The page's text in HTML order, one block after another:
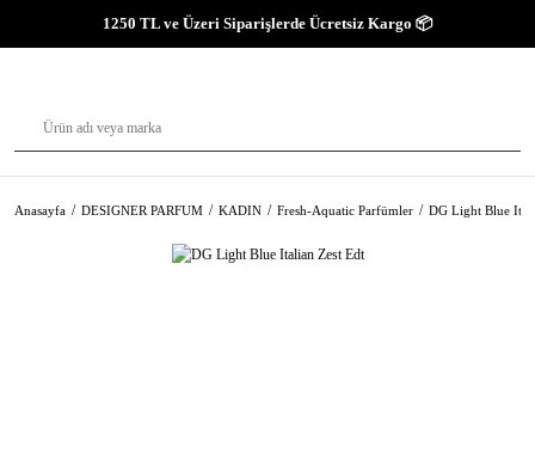
1250 TL ve Üzeri Siparişlerde Ücretsiz Kargo 📦
Anasayfa DESIGNER PARFUM KADIN Fresh-Aquatic Parfümler DG Light Blue